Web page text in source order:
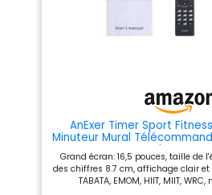
AnExer Timer Sport
Minuteur Mural
Boxe Tabata
Grand écran: 16,5 pouces, taille de
des chiffres 8.7 cm, affichage clair et
TABATA, EMOM, HIIT, MIIT,